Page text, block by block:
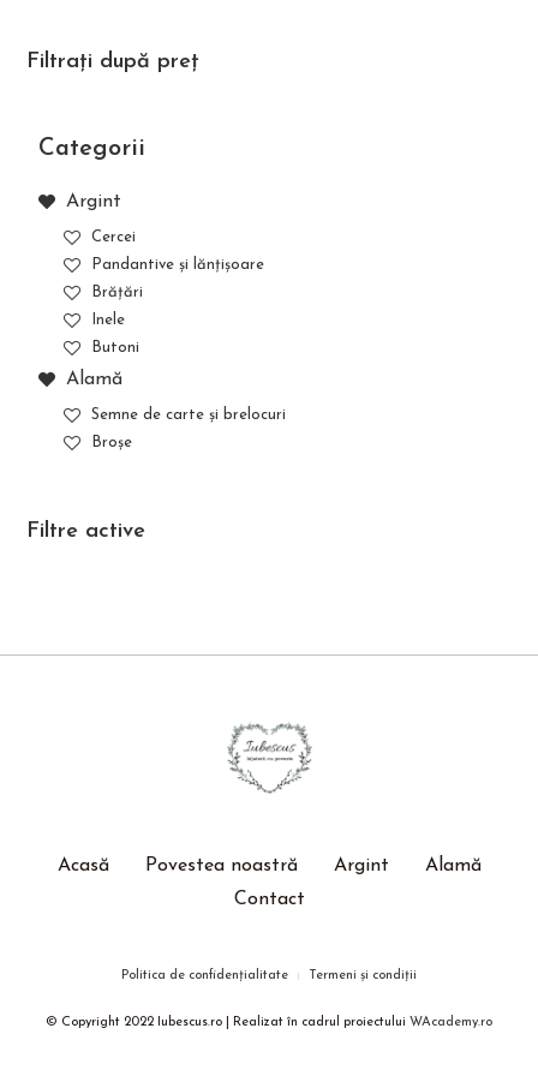
Filtrați după preț
Categorii
Argint
Cercei
Pandantive și lănțișoare
Brățări
Inele
Butoni
Alamă
Semne de carte și brelocuri
Broșe
Filtre active
Acasă Povestea noastră Argint
Alamă
Contact
Politica de confidențialitate Termeni și condiții
© Copyright 2022 Iubescus.ro | Realizat în cadrul proiectului WAcademy.ro